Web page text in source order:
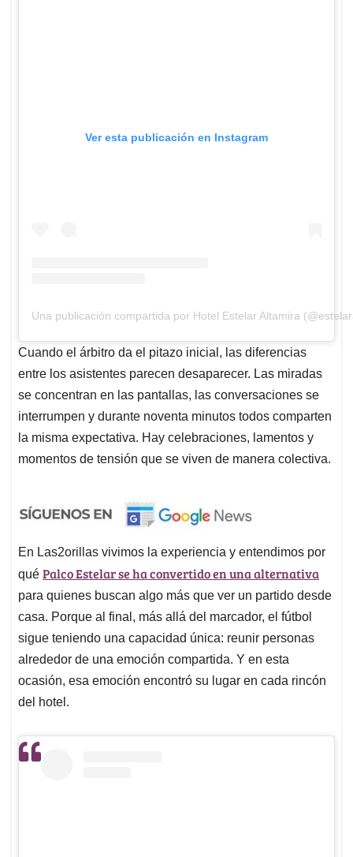
Ver esta publicación en Instagram
Una publicación compartida por Hotel Estelar Altamira
Cuando el árbitro da el pitazo inicial, las diferencias
entre los asistentes parecen desaparecer. Las miradas
se concentran en las pantallas, las conversaciones se
interrumpen y durante noventa minutos todos comparten
la misma expectativa. Hay celebraciones, lamentos y
momentos de tensión que se viven de manera colectiva.
En Las2orillas vivimos la experiencia y entendimos por
qué Palco Estelar se ha convertido en una alternativa
para quienes buscan algo más que ver un partido desde
casa. Porque al final, más allá del marcador, el fútbol
sigue teniendo una capacidad única: reunir personas
alrededor de una emoción compartida. Y en esta
ocasión, esa emoción encontró su lugar en cada rincón
del hotel.